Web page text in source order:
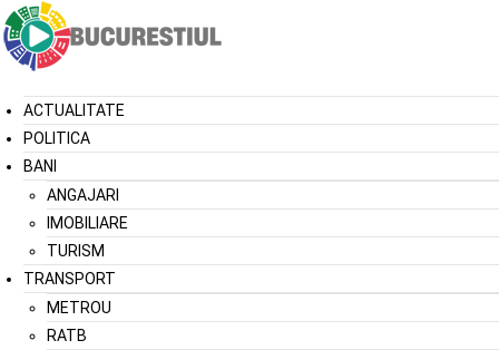
ACTUALITATE
POLITICA
BANI
ANGAJARI
IMOBILIARE
TURISM
TRANSPORT
METROU
RATB